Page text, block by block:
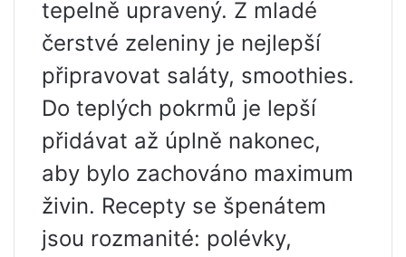
tepelně upravený. Z mladé
čerstvé zeleniny je nejlepší
připravovat saláty, smoothies.
Do teplých pokrmů je lepší
přidávat až úplně nakonec,
aby bylo zachováno maximum
živin. Recepty se špenátem
jsou rozmanité: polévky,